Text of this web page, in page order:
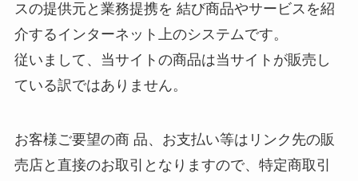
スの提供元と業務提携を 結び商品やサービスを紹
介するインターネット上のシステムです。
従いまして、当サイトの商品は当サイトが販売し
ている訳ではありません。
お客様ご要望の商 品、お支払い等はリンク先の販
売店と直接のお取引となりますので、特定商取引